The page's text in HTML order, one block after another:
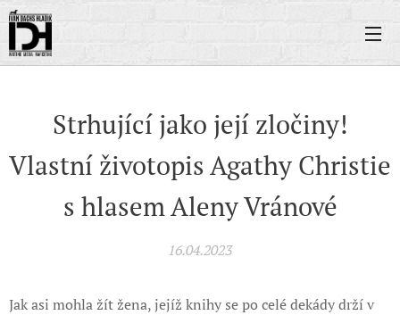
Strhující jako její zločiny!
Vlastní životopis Agathy Christie
s hlasem Aleny Vránové
16.04.2023
Jak asi mohla žít žena, jejíž knihy se po celé dekády drží v